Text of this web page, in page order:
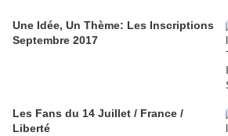
Une Idée, Un Thème: Les Inscriptions
Septembre 2017
Les Fans du 14 Juillet / France /
Liberté